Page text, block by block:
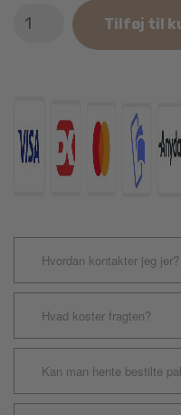
kaninbur
cm.
antal
Tilføj til
Hvordan kontakter jeg jer?
Hvad koster fragten?
Kan man hente bestilte